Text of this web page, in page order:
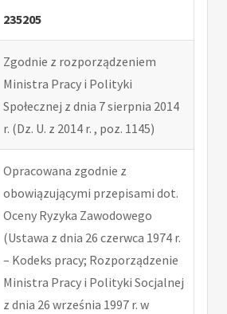
235205
Zgodnie z rozporządzeniem
Ministra Pracy i Polityki
Społecznej z dnia 7 sierpnia 2014
r. (Dz. U. z 2014 r. , poz. 1145)
Opracowana zgodnie z
obowiązującymi przepisami dot.
Oceny Ryzyka Zawodowego
(Ustawa z dnia 26 czerwca 1974 r.
– Kodeks pracy; Rozporządzenie
Ministra Pracy i Polityki Socjalnej
z dnia 26 września 1997 r. w